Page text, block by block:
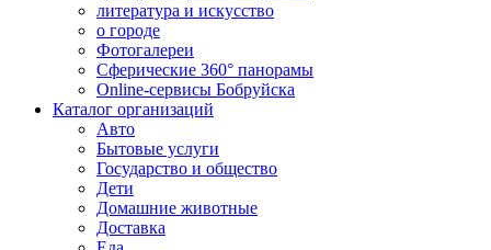
литература и искусство
о городе
Фотогалереи
Сферические 360° панорамы
Online-сервисы Бобруйска
Каталог организаций
Авто
Бытовые услуги
Государство и общество
Дети
Домашние животные
Доставка